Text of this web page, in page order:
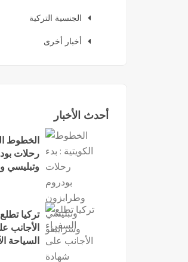
الجنسية التركية
أخبار أخرى
أحدث الأخبار
الخطوط
رحلات
وتبليسي
تركيا
الأجانب
السياحة